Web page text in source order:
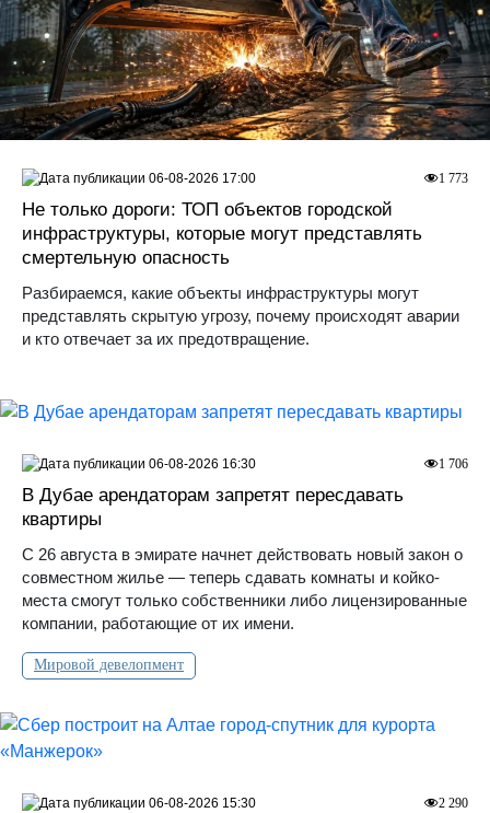
Не только дороги: ТОП объектов городской
инфраструктуры, которые могут представлять
смертельную опасность
Разбираемся, какие объекты инфраструктуры могут
представлять скрытую угрозу, почему происходят аварии
и кто отвечает за их предотвращение.
1 773
06-08-2026 17:00
В Дубае арендаторам запретят пересдавать
квартиры
С 26 августа в эмирате начнет действовать новый закон о
совместном жилье — теперь сдавать комнаты и койко-
места смогут только собственники либо лицензированные
компании, работающие от их имени.
Мировой девелопмент
1 706
06-08-2026 16:30
2 290
06-08-2026 15:30